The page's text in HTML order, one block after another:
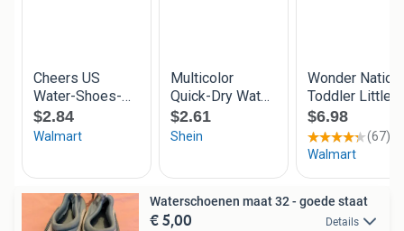
Waterschoenen maat 32 - goede staat
€ 5,00 Details